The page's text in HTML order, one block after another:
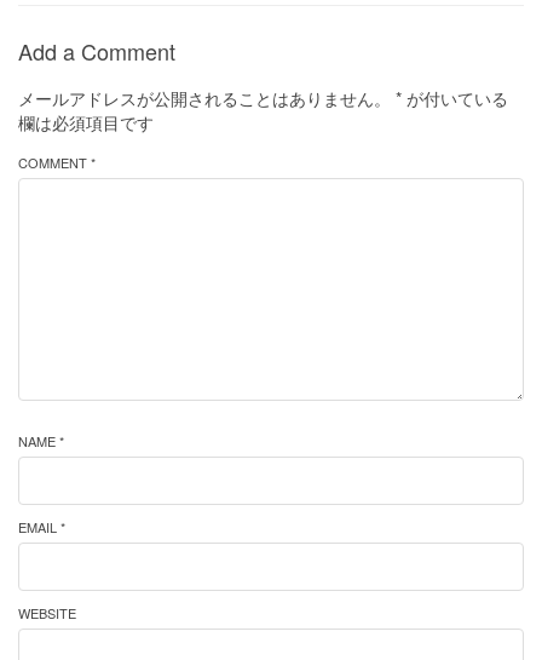
Add a Comment
メールアドレスが公開されることはありません。 * が付いている
欄は必須項目です
COMMENT *
NAME *
EMAIL *
WEBSITE